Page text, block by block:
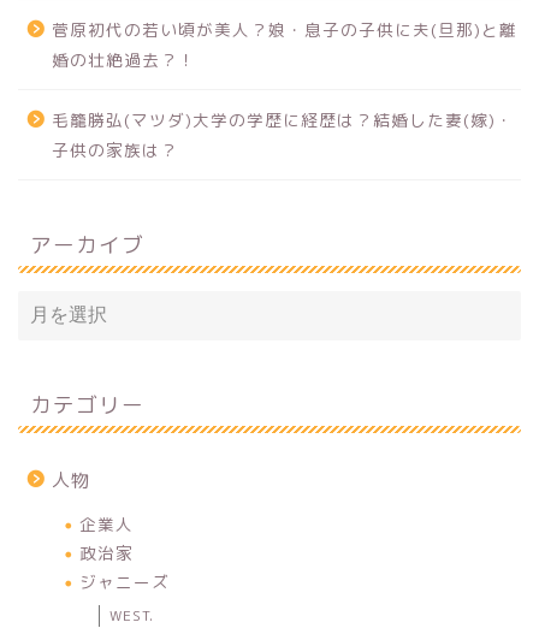
菅原初代の若い頃が美人？娘・息子の子供に夫(旦那)と離
婚の壮絶過去？！
毛籠勝弘(マツダ)大学の学歴に経歴は？結婚した妻(嫁)・
子供の家族は？
アーカイブ
カテゴリー
人物
企業人
政治家
ジャニーズ
WEST.